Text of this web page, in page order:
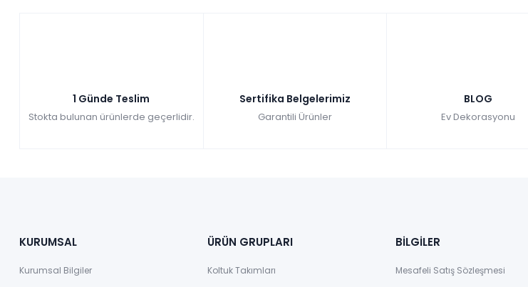
1 Günde Teslim
Stokta bulunan ürünlerde geçerlidir.
Sertifika Belgelerimiz
Garantili Ürünler
BLOG
Ev Dekorasyonu
KURUMSAL
Kurumsal Bilgiler
ÜRÜN GRUPLARI
Koltuk Takımları
BİLGİLER
Mesafeli Satış Sözleşmesi